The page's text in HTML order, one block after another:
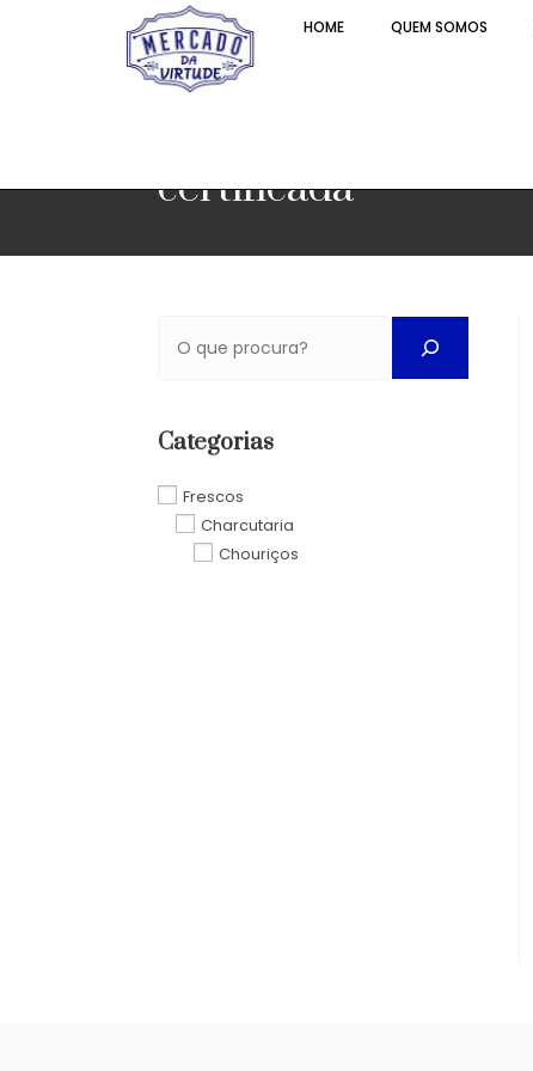
HOME QUEM SOMOS
certificada
Categorias
Frescos
Charcutaria
Chouriços